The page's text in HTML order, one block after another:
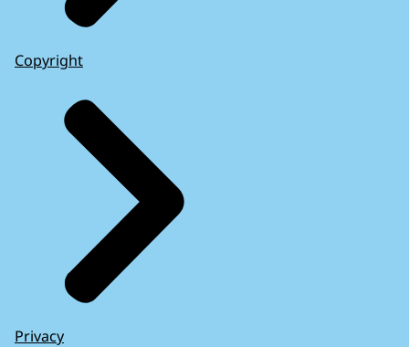
Copyright
Privacy